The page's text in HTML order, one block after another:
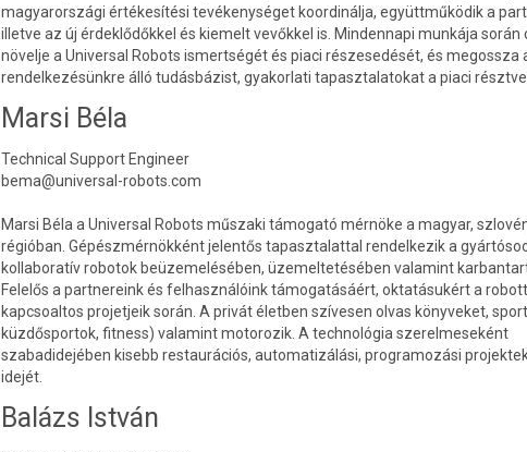
magyarországi értékesítési tevékenységet koordinálja, együttműködik a
illetve az új érdeklődőkkel és kiemelt vevőkkel is. Mindennapi munkája során
növelje a Universal Robots ismertségét és piaci részesedését, és megossza
rendelkezésünkre álló tudásbázist, gyakorlati tapasztalatokat a piaci
Marsi Béla
Technical Support Engineer
bema@universal-robots.com
Marsi Béla a Universal Robots műszaki támogató mérnöke a magyar,
régióban. Gépészmérnökként jelentős tapasztalattal rendelkezik a
kollaboratív robotok beüzemelésében, üzemeltetésében valamint
Felelős a partnereink és felhasználóink támogatásáért, oktatásukért a
kapcsoaltos projetjeik során. A privát életben szívesen olvas könyveket,
küzdősportok, fitness) valamint motorozik. A technológia szerelmeseként
szabadidejében kisebb restaurációs, automatizálási, programozási
idejét.
Balázs István